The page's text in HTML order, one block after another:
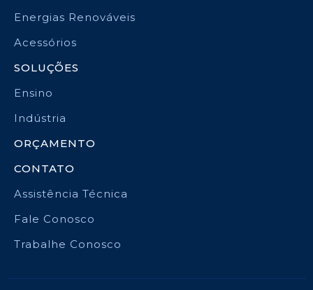
Energias Renováveis
Acessórios
SOLUÇÕES
Ensino
Indústria
ORÇAMENTO
CONTATO
Assistência Técnica
Fale Conosco
Trabalhe Conosco